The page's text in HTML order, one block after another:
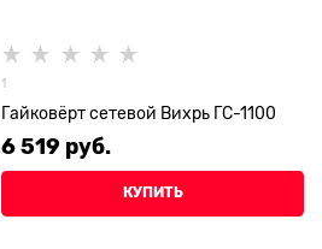
1
Гайковёрт сетевой Вихрь ГС-1100
6 519 руб.
КУПИТЬ